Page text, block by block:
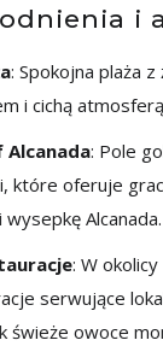
i
: Spokojna plaża
i cichą
Alcanada: Pole
które oferuje
Alcanada.
: W
serwujące
świeże owoce